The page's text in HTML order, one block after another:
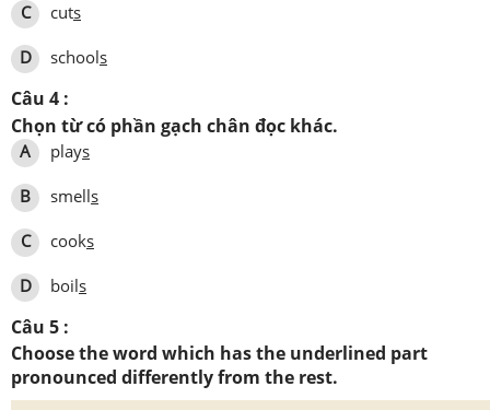
C cuts
D schools
Câu 4 :
Chọn từ có phần gạch chân đọc khác.
A plays
B smells
C cooks
D boils
Câu 5 :
Choose the word which has the underlined part
pronounced differently from the rest.